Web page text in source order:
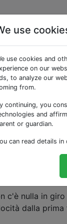
molto più
(vedi
c'è nulla in
dalla prima
use
use cookies and
on our
to analyze our
from.
continuing, you
and
or guardian.
can read details in